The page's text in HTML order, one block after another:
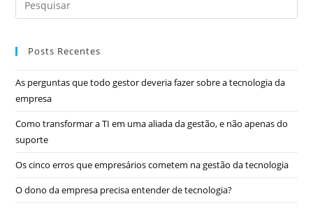
Posts Recentes
As perguntas que todo gestor deveria fazer sobre a tecnologia da
empresa
Como transformar a TI em uma aliada da gestão, e não apenas do
suporte
Os cinco erros que empresários cometem na gestão da tecnologia
O dono da empresa precisa entender de tecnologia?